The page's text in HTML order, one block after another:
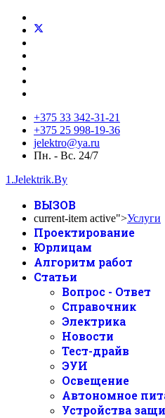
+375 33 342-31-21
+375 25 998-19-36
jelektro@ya.ru
Пн. - Вс. 24/7
1.Jelektrik.By
ВЫЗОВ
current-item active">Услуги
Проектирование
Юрлицам
Алгоритм работ
Статьи
Вопрос - Ответ
Справочник
Электрика
Новости
Тест-драйв
ЭУИ
Освещение
Автономное
Устройства